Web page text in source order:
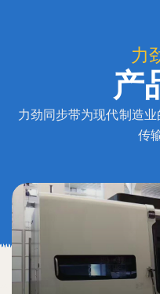
力
产
力劲同步带为现代制造
传